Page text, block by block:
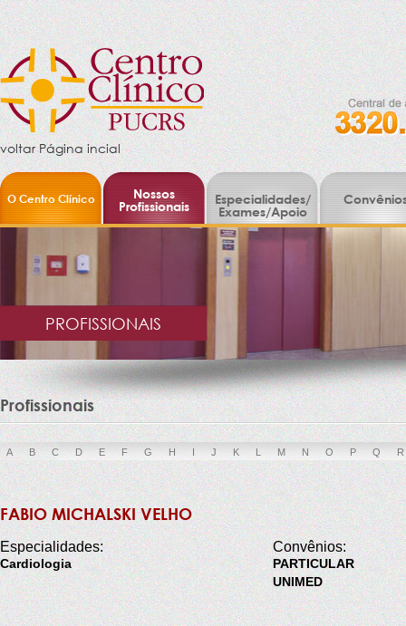
voltar Página incial
O Centro Clínico
Nossos
Profissionais
Especialidades/
Exames/Apoio
PROFISSIONAIS
Profissionais
A B C D E F G H I J K L M N O P Q R
FABIO MICHALSKI VELHO
Especialidades:
Cardiologia
Convênios:
PARTICULAR
UNIMED